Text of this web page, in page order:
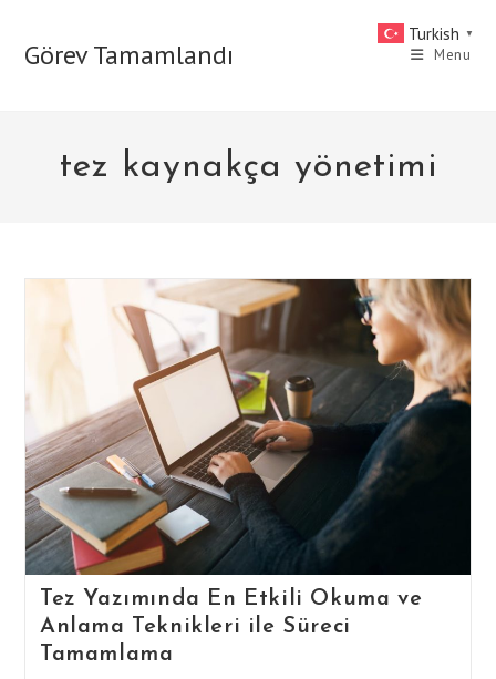
contentGörev Tamamlandı Menu
tez kaynakça yönetimi
Tez Yazımında En Etkili Okuma ve
Anlama Teknikleri ile Süreci
Tamamlama
Turkish ▼